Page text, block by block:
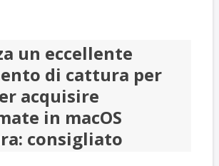
un eccellente
di cattura per
acquisire
in macOS
consigliato